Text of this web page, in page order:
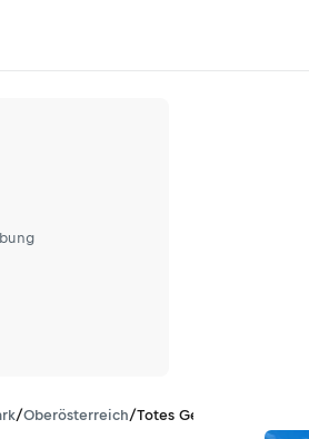
/Oberösterreich/Totes Gebirge